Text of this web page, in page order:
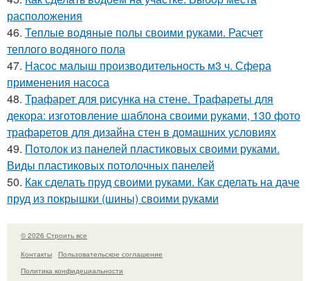
расположения
46. Теплые водяные полы своими руками. Расчет
теплого водяного пола
47. Насос малыш производительность м3 ч. Сфера
применения насоса
48. Трафарет для рисунка на стене. Трафареты для
декора: изготовление шаблона своими руками, 130 фото
трафаретов для дизайна стен в домашних условиях
49. Потолок из панелей пластиковых своими руками.
Виды пластиковых потолочных панелей
50. Как сделать пруд своими руками. Как сделать на даче
пруд из покрышки (шины) своими руками
© 2026 Строить все
Контакты
Пользовательское соглашение
Политика конфидециальности